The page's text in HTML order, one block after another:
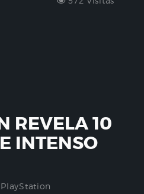
REVELA 10
INTENSO
PlayStation